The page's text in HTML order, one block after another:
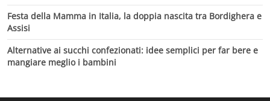
Festa della Mamma in Italia, la doppia nascita tra Bordighera e
Assisi
Alternative ai succhi confezionati: idee semplici per far bere e
mangiare meglio i bambini